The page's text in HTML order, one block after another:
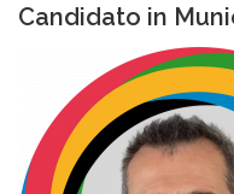
DOCUMENTI
Candidato in